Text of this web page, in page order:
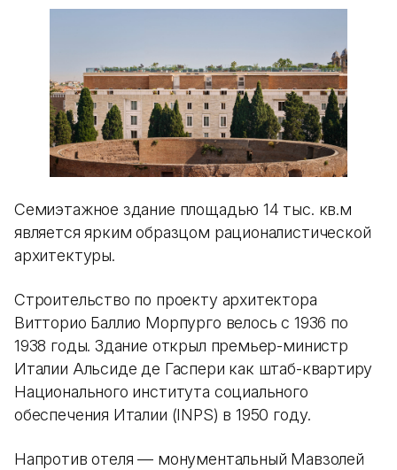
Семиэтажное здание площадью 14 тыс. кв.м
является ярким образцом рационалистической
архитектуры.
Строительство по проекту архитектора
Витторио Баллио Морпурго велось с 1936 по
1938 годы. Здание открыл премьер-министр
Италии Альсиде де Гаспери как штаб-квартиру
Национального института социального
обеспечения Италии (INPS) в 1950 году.
Напротив отеля — монументальный Мавзолей